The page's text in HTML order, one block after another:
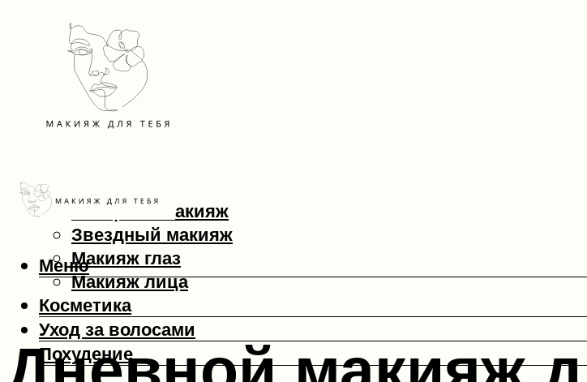
Макияж
Вечерний макияж
Звездный макияж
Макияж глаз
Макияж лица
Косметика
Уход за волосами
Похудение
Меню